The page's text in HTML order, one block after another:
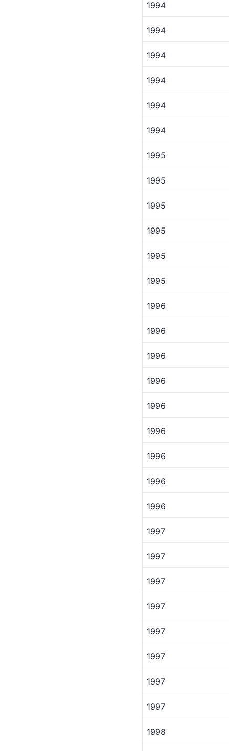
1994
1994
1994
1994
1994
1994
1995
1995
1995
1995
1995
1995
1996
1996
1996
1996
1996
1996
1996
1996
1996
1997
1997
1997
1997
1997
1997
1997
1997
1998